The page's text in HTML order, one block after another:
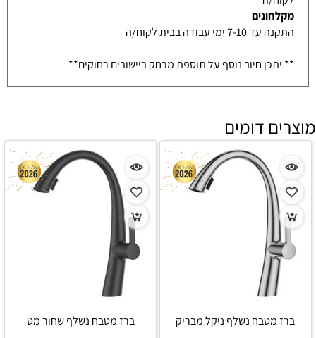
מקלחונים
התקנה עד 7-10 ימי עבודה בבית לקוח/ה
** יתכן חיוב נוסף על תוספת מרחק ביישובים רחוקים**
מוצרים דומים
ברז מטבח נשלף ניקל מבריק ברז מטבח נשלף שחור מט